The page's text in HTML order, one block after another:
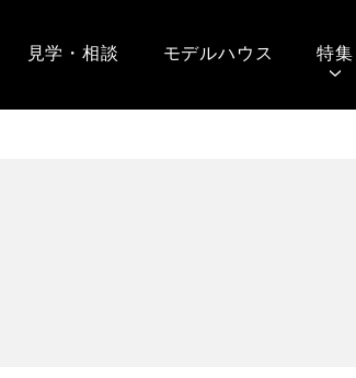
見学・相談 モデルハウス 特集